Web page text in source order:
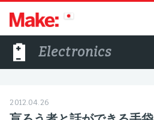
Electronics
2012.04.26